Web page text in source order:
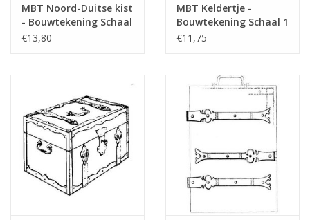
MBT Noord-Duitse kist
- Bouwtekening Schaal
1 : N/A (45.24.007)
€13,80
MBT Keldertje -
Bouwtekening Schaal 1
: N/A (45.24.009)
€11,75